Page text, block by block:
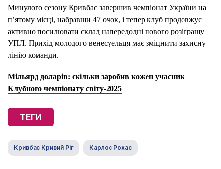
Минулого сезону Кривбас завершив чемпіонат України на
п’ятому місці, набравши 47 очок, і тепер клуб продовжує
активно посилювати склад напередодні нового розіграшу
УПЛ. Прихід молодого венесуельця має зміцнити захисну
лінію команди.
Мільярд доларів: скільки заробив кожен учасник
Клубного чемпіонату світу-2025
ТЕГИ
Кривбас Кривий Ріг Карлос Рохас